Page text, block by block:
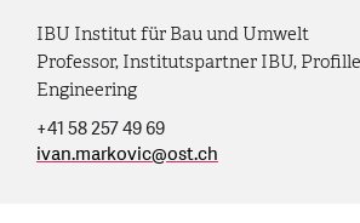
IBU Institut für Bau und Umwelt
Professor, Institutspartner IBU,
Engineering
+41 58 257 49 69
ivan.markovic@ost.ch